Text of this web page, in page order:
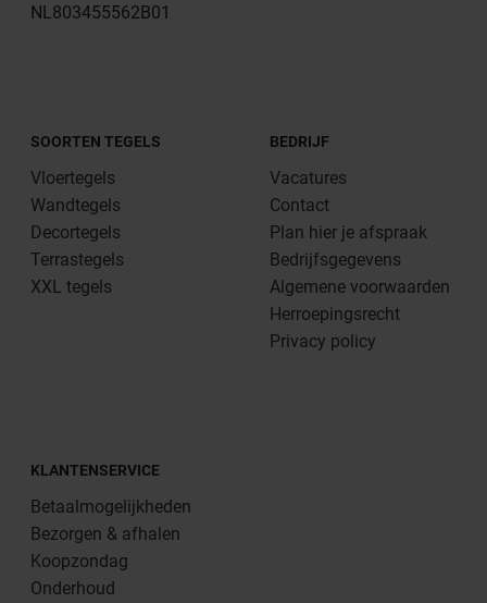
NL803455562B01
SOORTEN TEGELS
Vloertegels
Wandtegels
Decortegels
Terrastegels
XXL tegels
BEDRIJF
Vacatures
Contact
Plan hier je afspraak
Bedrijfsgegevens
Algemene voorwaarden
Herroepingsrecht
Privacy policy
KLANTENSERVICE
Betaalmogelijkheden
Bezorgen & afhalen
Koopzondag
Onderhoud